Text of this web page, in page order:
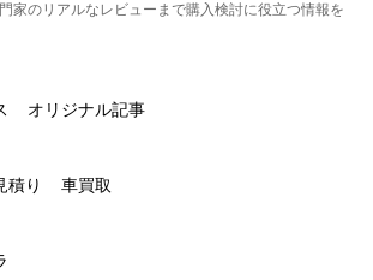
家のリアルなレビューまで購入検討に役立つ情報を
オリジナル記事
積り 車買取